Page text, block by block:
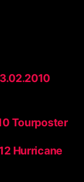
Tourposter
Hurricane